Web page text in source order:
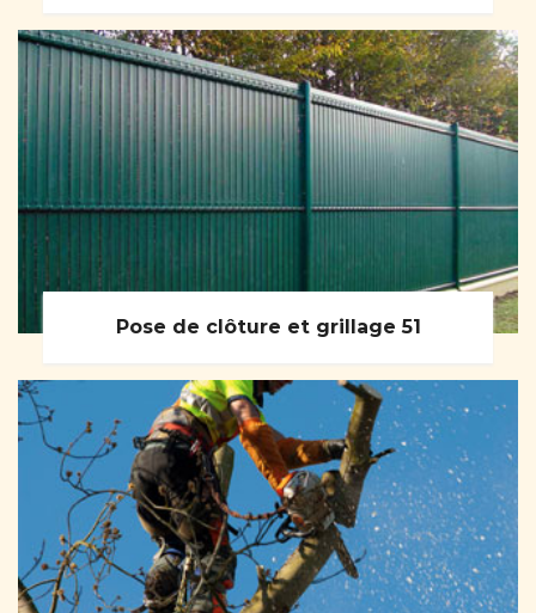
Pose de clôture et grillage 51